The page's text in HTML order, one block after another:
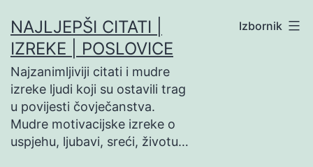
na
sadržaj
NAJLJEPŠI CITATI |
IZREKE | POSLOVICE
Najzanimljiviji citati i mudre
izreke ljudi koji su ostavili trag
u povijesti čovječanstva.
Mudre motivacijske izreke o
uspjehu, ljubavi, sreći, životu…
Izbornik